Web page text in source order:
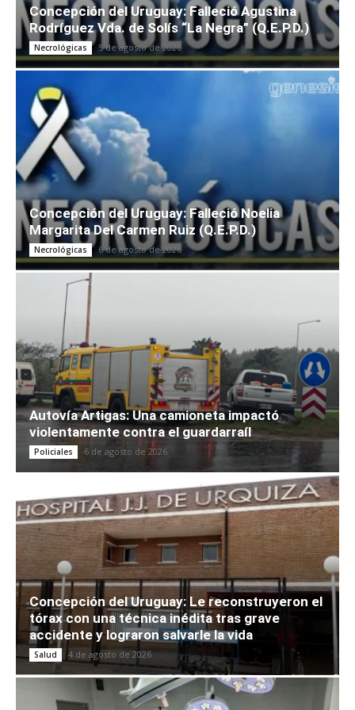
Concepción del Uruguay: Falleció Agustina
Rodríguez Vda. de Solís “La Negra” (Q.E.P.D.)
Necrológicas 5 de agosto de 2026
Concepción del Uruguay: Falleció Noelia
Margarita Del Carmen Ruiz (Q.E.P.D.)
Necrológicas 6 de agosto de 2026
Autovía Artigas: Una camioneta impactó
violentamente contra el guardarraíl
Policiales 6 de agosto de 2026
Concepción del Uruguay: Le reconstruyeron el
tórax con una técnica inédita tras grave
accidente y lograron salvarle la vida
Salud 4 de agosto de 2026